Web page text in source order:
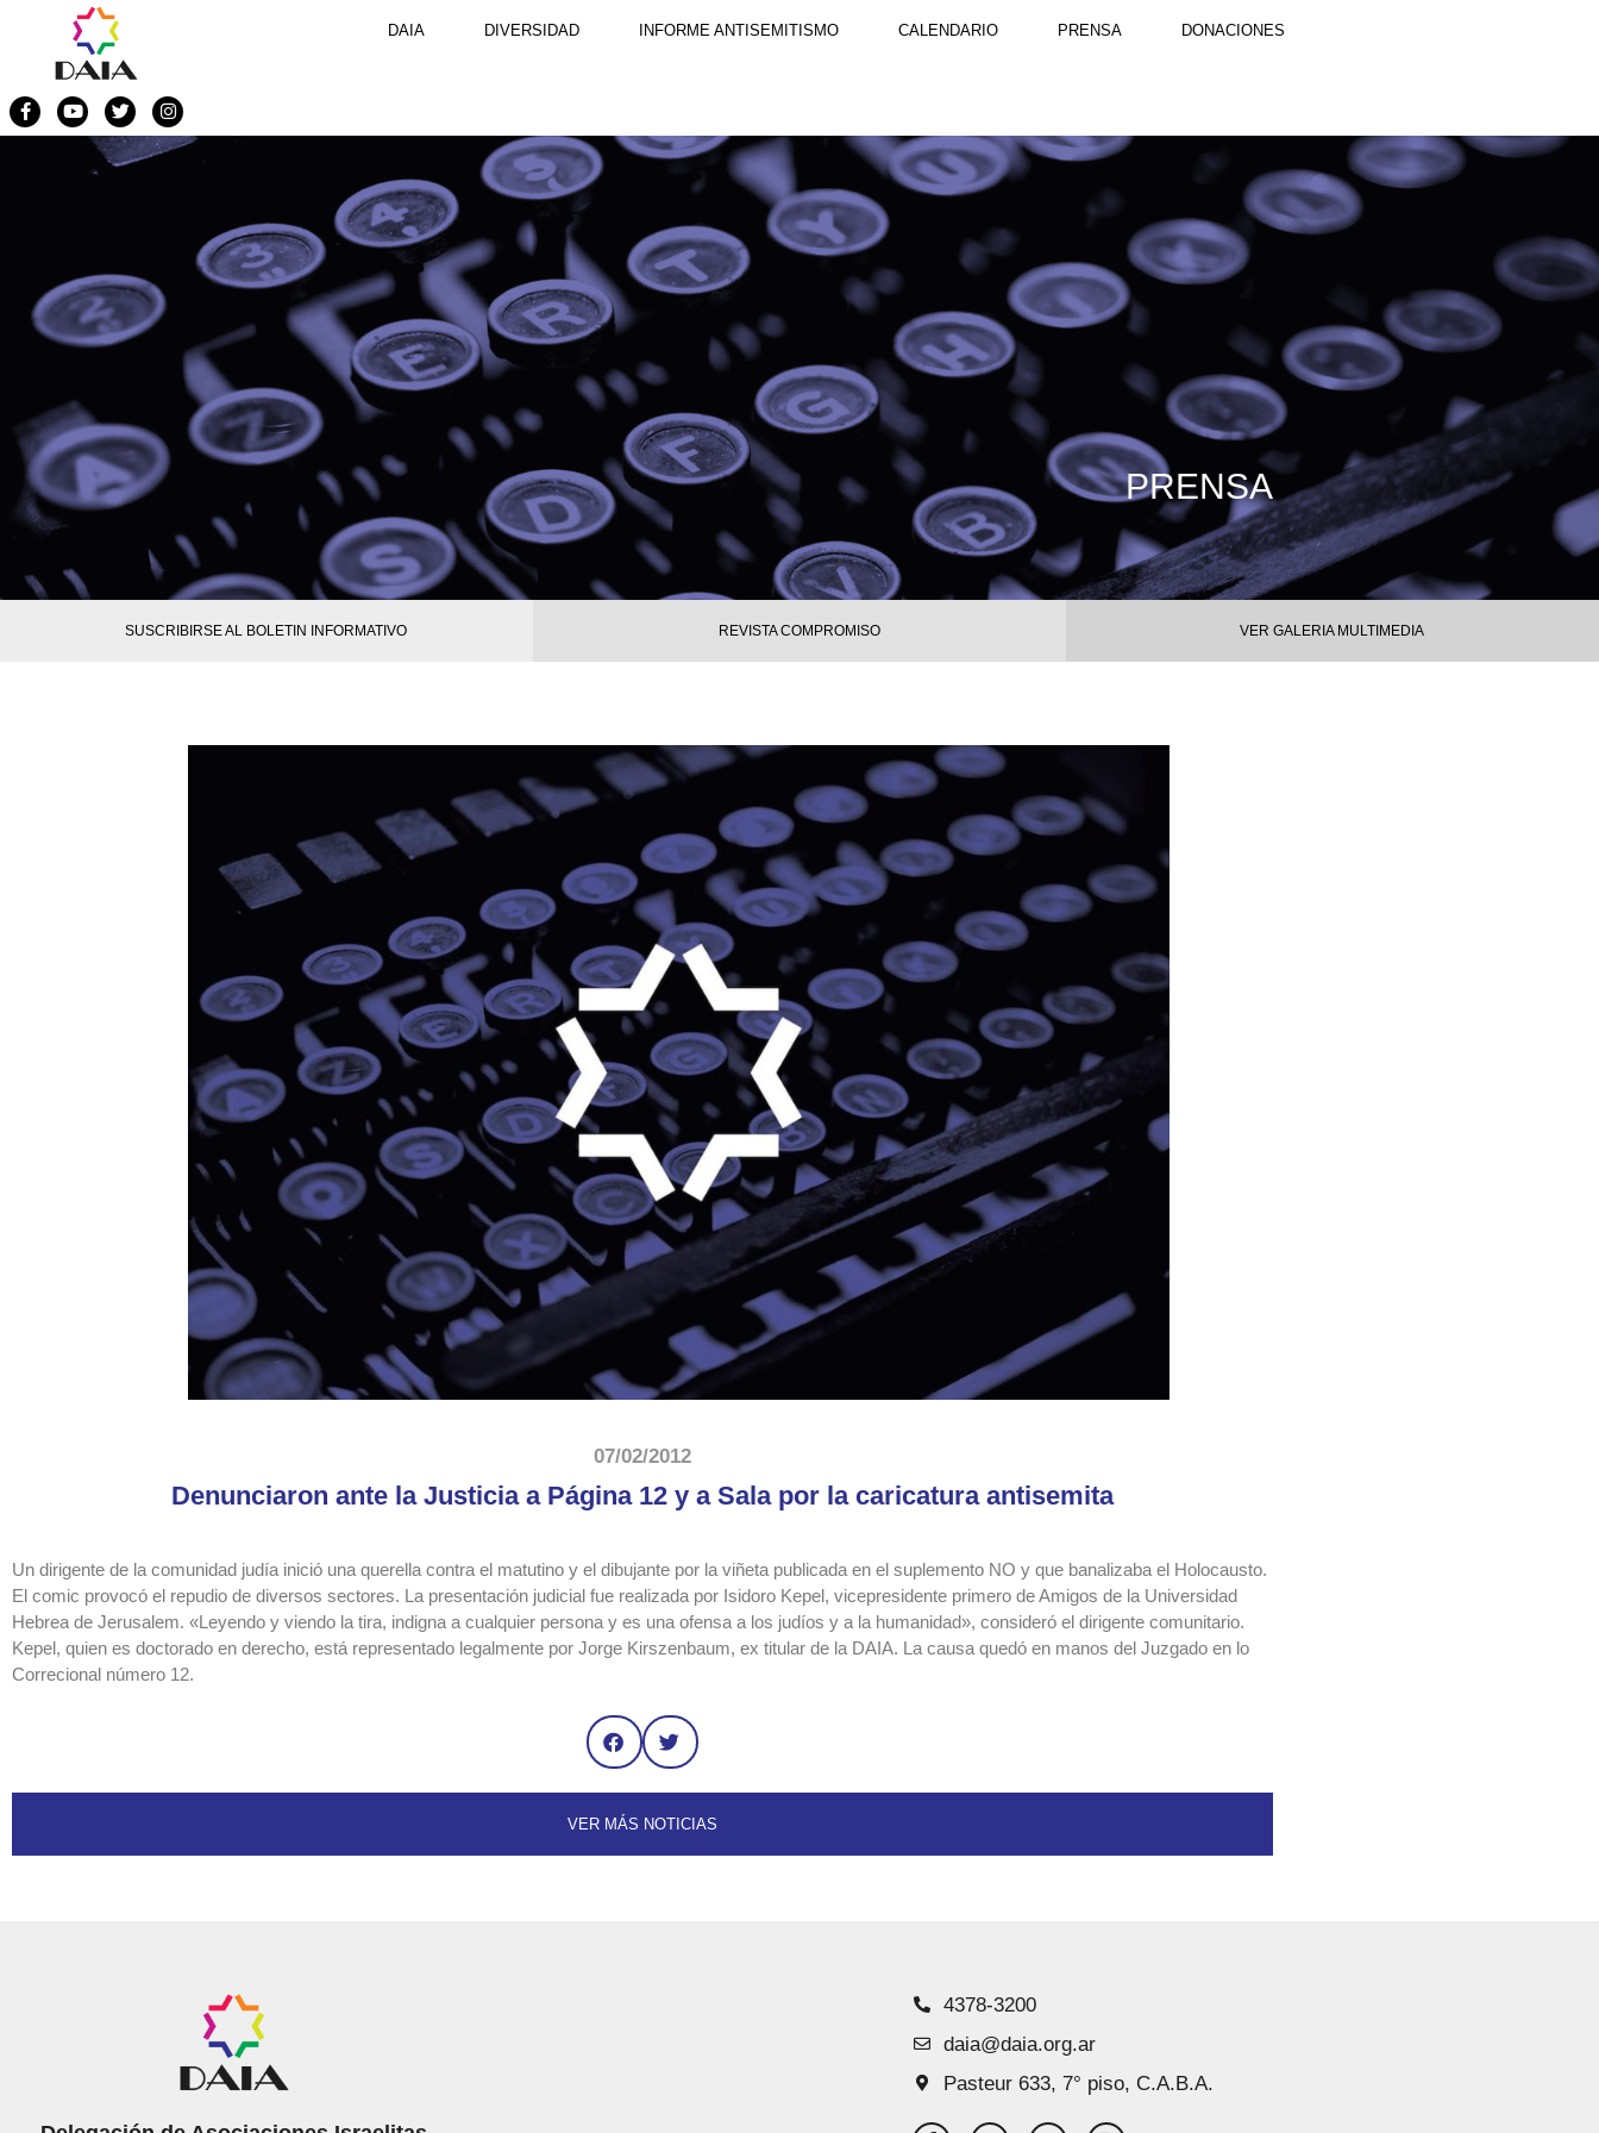
DAIA DIVERSIDAD INFORME ANTISEMITISMO CALENDARIO PRENSA DONACIONES
PRENSA
SUSCRIBIRSE AL BOLETIN INFORMATIVO REVISTA COMPROMISO VER GALERIA MULTIMEDIA
07/02/2012
Denunciaron ante la Justicia a Página 12 y a Sala por la caricatura antisemita
Un dirigente de la comunidad judía inició una querella contra el matutino y el dibujante por la viñeta publicada en el suplemento NO y que banalizaba el Holocausto.
El comic provocó el repudio de diversos sectores. La presentación judicial fue realizada por Isidoro Kepel, vicepresidente primero de Amigos de la Universidad
Hebrea de Jerusalem. «Leyendo y viendo la tira, indigna a cualquier persona y es una ofensa a los judíos y a la humanidad», consideró el dirigente comunitario.
Kepel, quien es doctorado en derecho, está representado legalmente por Jorge Kirszenbaum, ex titular de la DAIA. La causa quedó en manos del Juzgado en lo
Correcional número 12.
VER MÁS NOTICIAS
4378-3200
daia@daia.org.ar
Pasteur 633, 7° piso, C.A.B.A.